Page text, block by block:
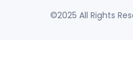
©2025 All Rights